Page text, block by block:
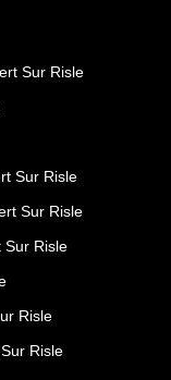
Sur Risle
Sur Risle
Sur Risle
Sur Risle
Risle
Risle